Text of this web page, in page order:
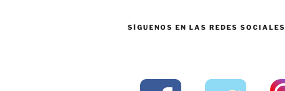
SÍGUENOS EN LAS REDES SOCIALES